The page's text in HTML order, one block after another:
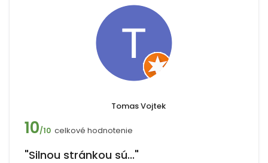
Tomas Vojtek
10/10 celkové hodnotenie
"Silnou stránkou sú..."